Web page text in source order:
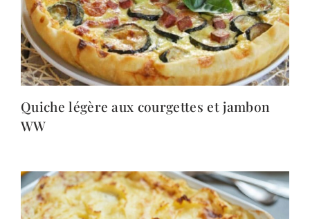
Quiche légère aux courgettes et jambon
WW